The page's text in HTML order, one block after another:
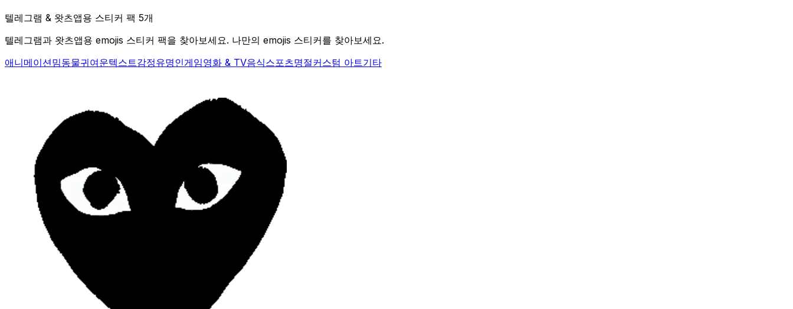
텔레그램 & 왓츠앱용 스티커 팩 5개
텔레그램과 왓츠앱용 emojis 스티커 팩을 찾아보세요. 나만의 emojis 스티커를 찾아보세요.
애니메이션밈동물귀여운텍스트감정유명인게임영화 & TV음식스포츠명절커스텀 아트기타